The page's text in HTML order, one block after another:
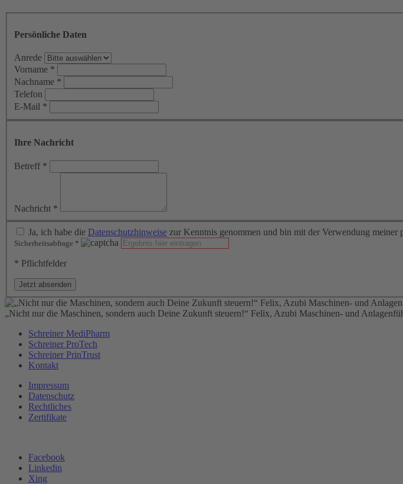
Persönliche Daten
Anrede
Vorname *
Nachname *
Telefon
E-Mail *
Ihre Nachricht
Betreff *
Nachricht *
Ja, ich habe die Datenschutzhinweise zur Kenntnis genommen und bin mit der Verwendung meiner
Sicherheitsabfrage *
* Pflichtfelder
Jetzt absenden
„Nicht nur die Maschinen, sondern auch Deine Zukunft steuern!“ Felix, Azubi Maschinen- und
Schreiner MediPharm
Schreiner ProTech
Schreiner PrinTrust
Kontakt
Impressum
Datenschutz
Rechtliches
Zertifikate
Facebook
Linkedin
Xing